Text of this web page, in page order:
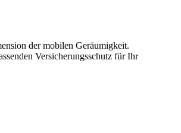
der mobilen Geräumigkeit.
Versicherungsschutz für Ihr